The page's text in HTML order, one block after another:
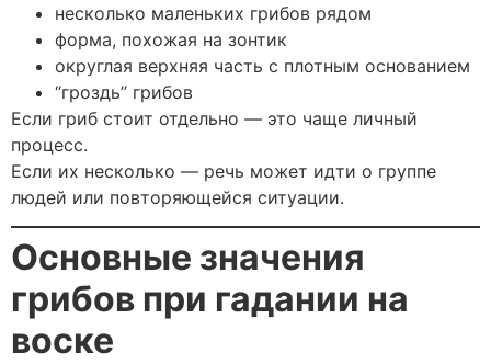
несколько маленьких грибов рядом
форма, похожая на зонтик
округлая верхняя часть с плотным основанием
“гроздь” грибов
Если гриб стоит отдельно — это чаще личный
процесс.
Если их несколько — речь может идти о группе
людей или повторяющейся ситуации.
Основные значения
грибов при гадании на
воске